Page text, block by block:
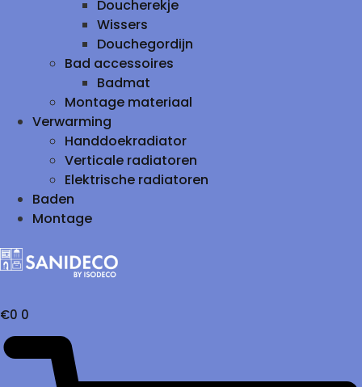
Doucherekje
Wissers
Douchegordijn
Bad accessoires
Badmat
Montage materiaal
Verwarming
Handdoekradiator
Verticale radiatoren
Elektrische radiatoren
Baden
Montage
€0 0